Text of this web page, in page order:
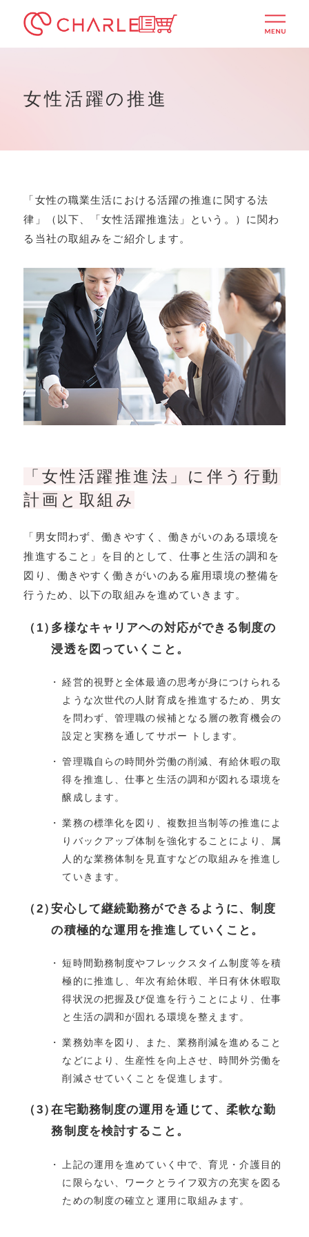
ITSUMOTTO
シャルレ公式通販サイト
女性活躍の推進
「女性の職業生活における活躍の推進に関する法
律」（以下、「女性活躍推進法」という。）に関わ
る当社の取組みをご紹介します。
「女性活躍推進法」に伴う行動
計画と取組み
「男女問わず、働きやすく、働きがいのある環境を
推進すること」を目的として、仕事と生活の調和を
図り、働きやすく働きがいのある雇用環境の整備を
行うため、以下の取組みを進めていきます。
多様なキャリアヘの対応ができる制度の
浸透を図っていくこと。
経営的視野と全体最適の思考が身につけられる
ような次世代の人財育成を推進するため、男女
を問わず、管理職の候補となる層の教育機会の
設定と実務を通してサポー トします。
管理職自らの時間外労働の削減、有給休暇の取
得を推進し、仕事と生活の調和が図れる環境を
醸成します。
業務の標準化を図り、複数担当制等の推進によ
りバックアップ体制を強化することにより、属
人的な業務体制を見直すなどの取組みを推進し
ていきます。
安心して継続勤務ができるように、制度
の積極的な運用を推進していくこと。
短時間勤務制度やフレックスタイム制度等を積
極的に推進し、年次有給休暇、半日有休休暇取
得状況の把握及び促進を行うことにより、仕事
と生活の調和が固れる環境を整えます。
業務効率を図り、また、業務削減を進めること
などにより、生産性を向上させ、時間外労働を
削減させていくことを促進します。
在宅勤務制度の運用を通じて、柔軟な勤
務制度を検討すること。
上記の運用を進めていく中で、育児・介護目的
に限らない、ワークとライフ双方の充実を図る
ための制度の確立と運用に取組みます。